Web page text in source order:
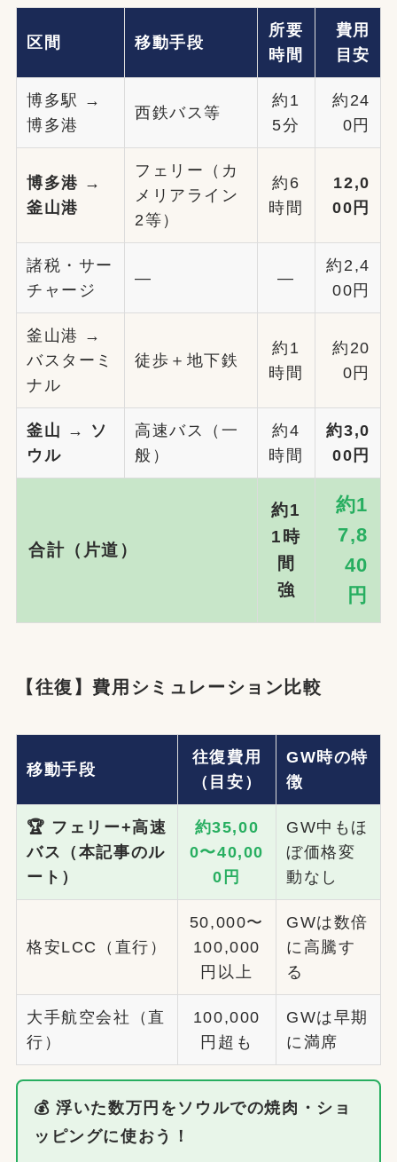
区間 移動手段
所要
時間
費用
目安
博多駅 →
博多港
西鉄バス等
約1
5分
約24
0円
博多港 →
釜山港
フェリー（カ
メリアライン
2等）
約6
時間
12,0
00円
諸税・サー
チャージ
— —
約2,4
00円
釜山港 →
バスターミ
ナル
徒歩＋地下鉄
約1
時間
約20
0円
釜山 → ソ
ウル
高速バス（一
般）
約4
時間
約3,0
00円
合計（片道）
約1
1時
間
強
約1
7,8
40
円
【往復】費用シミュレーション比較
移動手段
往復費用
（目安）
GW時の特
徴
🏆 フェリー+高速
バス（本記事のル
ート）
約35,00
0〜40,00
0円
GW中もほ
ぼ価格変
動なし
格安LCC（直行）
50,000〜
100,000
円以上
GWは数倍
に高騰す
る
大手航空会社（直
行）
100,000
円超も
GWは早期
に満席
💰 浮いた数万円をソウルでの焼肉・ショ
ッピングに使おう！